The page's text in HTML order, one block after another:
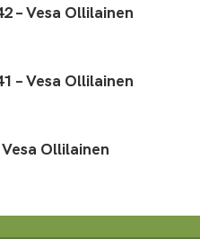
– Vesa Ollilainen
– Vesa Ollilainen
Ollilainen